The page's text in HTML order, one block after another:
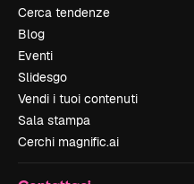
Cerca tendenze
Blog
Eventi
Slidesgo
Vendi i tuoi contenuti
Sala stampa
Cerchi magnific.ai